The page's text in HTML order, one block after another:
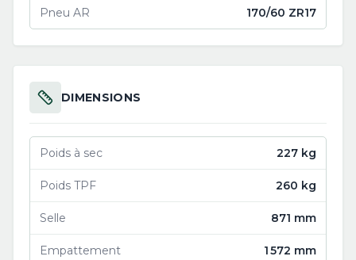
Pneu AR 170/60 ZR17
DIMENSIONS
Poids à sec 227 kg
Poids TPF 260 kg
Selle 871 mm
Empattement 1 572 mm